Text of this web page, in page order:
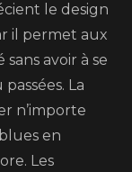
le design
il permet aux
avoir à se
La
n’importe
en
Les